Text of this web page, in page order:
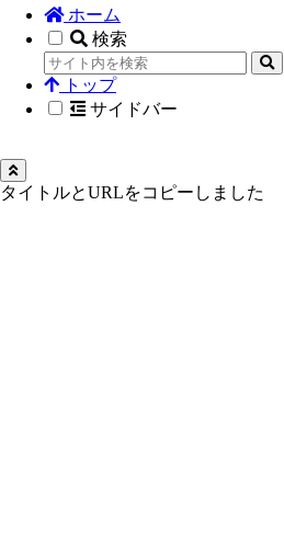
ホーム
検索
トップ
サイドバー
タイトルとURLをコピーしました